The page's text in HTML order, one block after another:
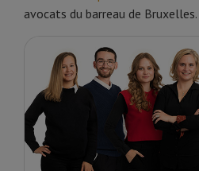
avocats du barreau de Bruxelles.